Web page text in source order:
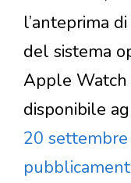
l’anteprima di
del sistema
Apple Watch
disponibile
20